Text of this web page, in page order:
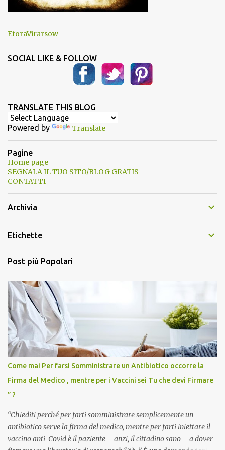
EforaVirarsow
SOCIAL LIKE & FOLLOW
TRANSLATE THIS BLOG
Powered by Translate
Pagine
Home page
SEGNALA IL TUO SITO/BLOG GRATIS
CONTATTI
Archivia
Etichette
Post più Popolari
Come mai Per farsi Somministrare un Antibiotico occorre la
Firma del Medico , mentre per i Vaccini sei Tu che devi Firmare
” ?
“Chiediti perché per farti somministrare semplicemente un
antibiotico serve la firma del medico, mentre per farti iniettare il
vaccino anti-Covid è il paziente – anzi, il cittadino sano – a dover